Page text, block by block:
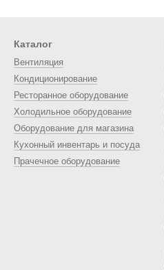
Каталог
Вентиляция
Кондиционирование
Ресторанное оборудование
Холодильное оборудование
Оборудование для магазина
Кухонный инвентарь и посуда
Прачечное оборудование